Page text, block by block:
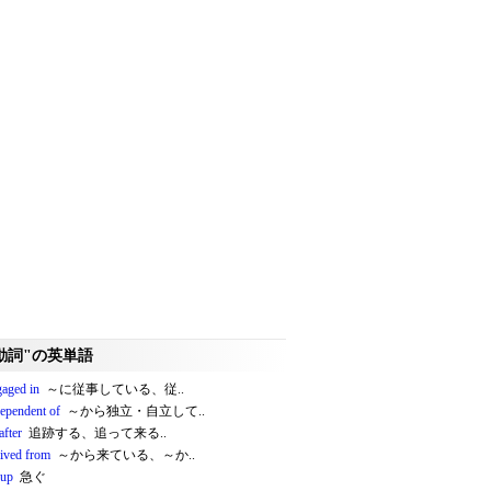
詞"の英単語
in ～に従事している、従..
of ～から独立・自立して..
追跡する、追って来る..
from ～から来ている、～か..
急ぐ